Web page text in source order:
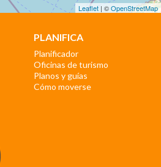
Leaflet | ©OpenStreetMap
PLANIFICA
Planificador
Oficinas de turismo
Planos y guías
Cómo moverse